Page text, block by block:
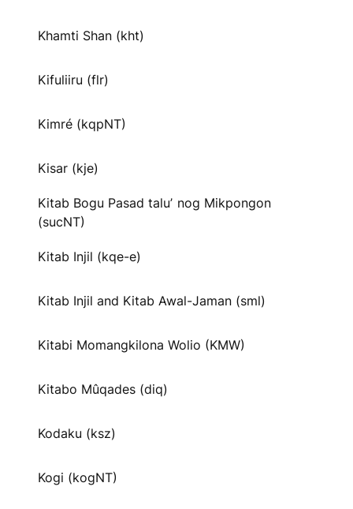
Khamti Shan (kht)
Kifuliiru (flr)
Kimré (kqpNT)
Kisar (kje)
Kitab Bogu Pasad taluʼ nog Mikpongon
(sucNT)
Kitab Injil (kqe-e)
Kitab Injil and Kitab Awal-Jaman (sml)
Kitabi Momangkilona Wolio (KMW)
Kitabo Mûqades (diq)
Kodaku (ksz)
Kogi (kogNT)